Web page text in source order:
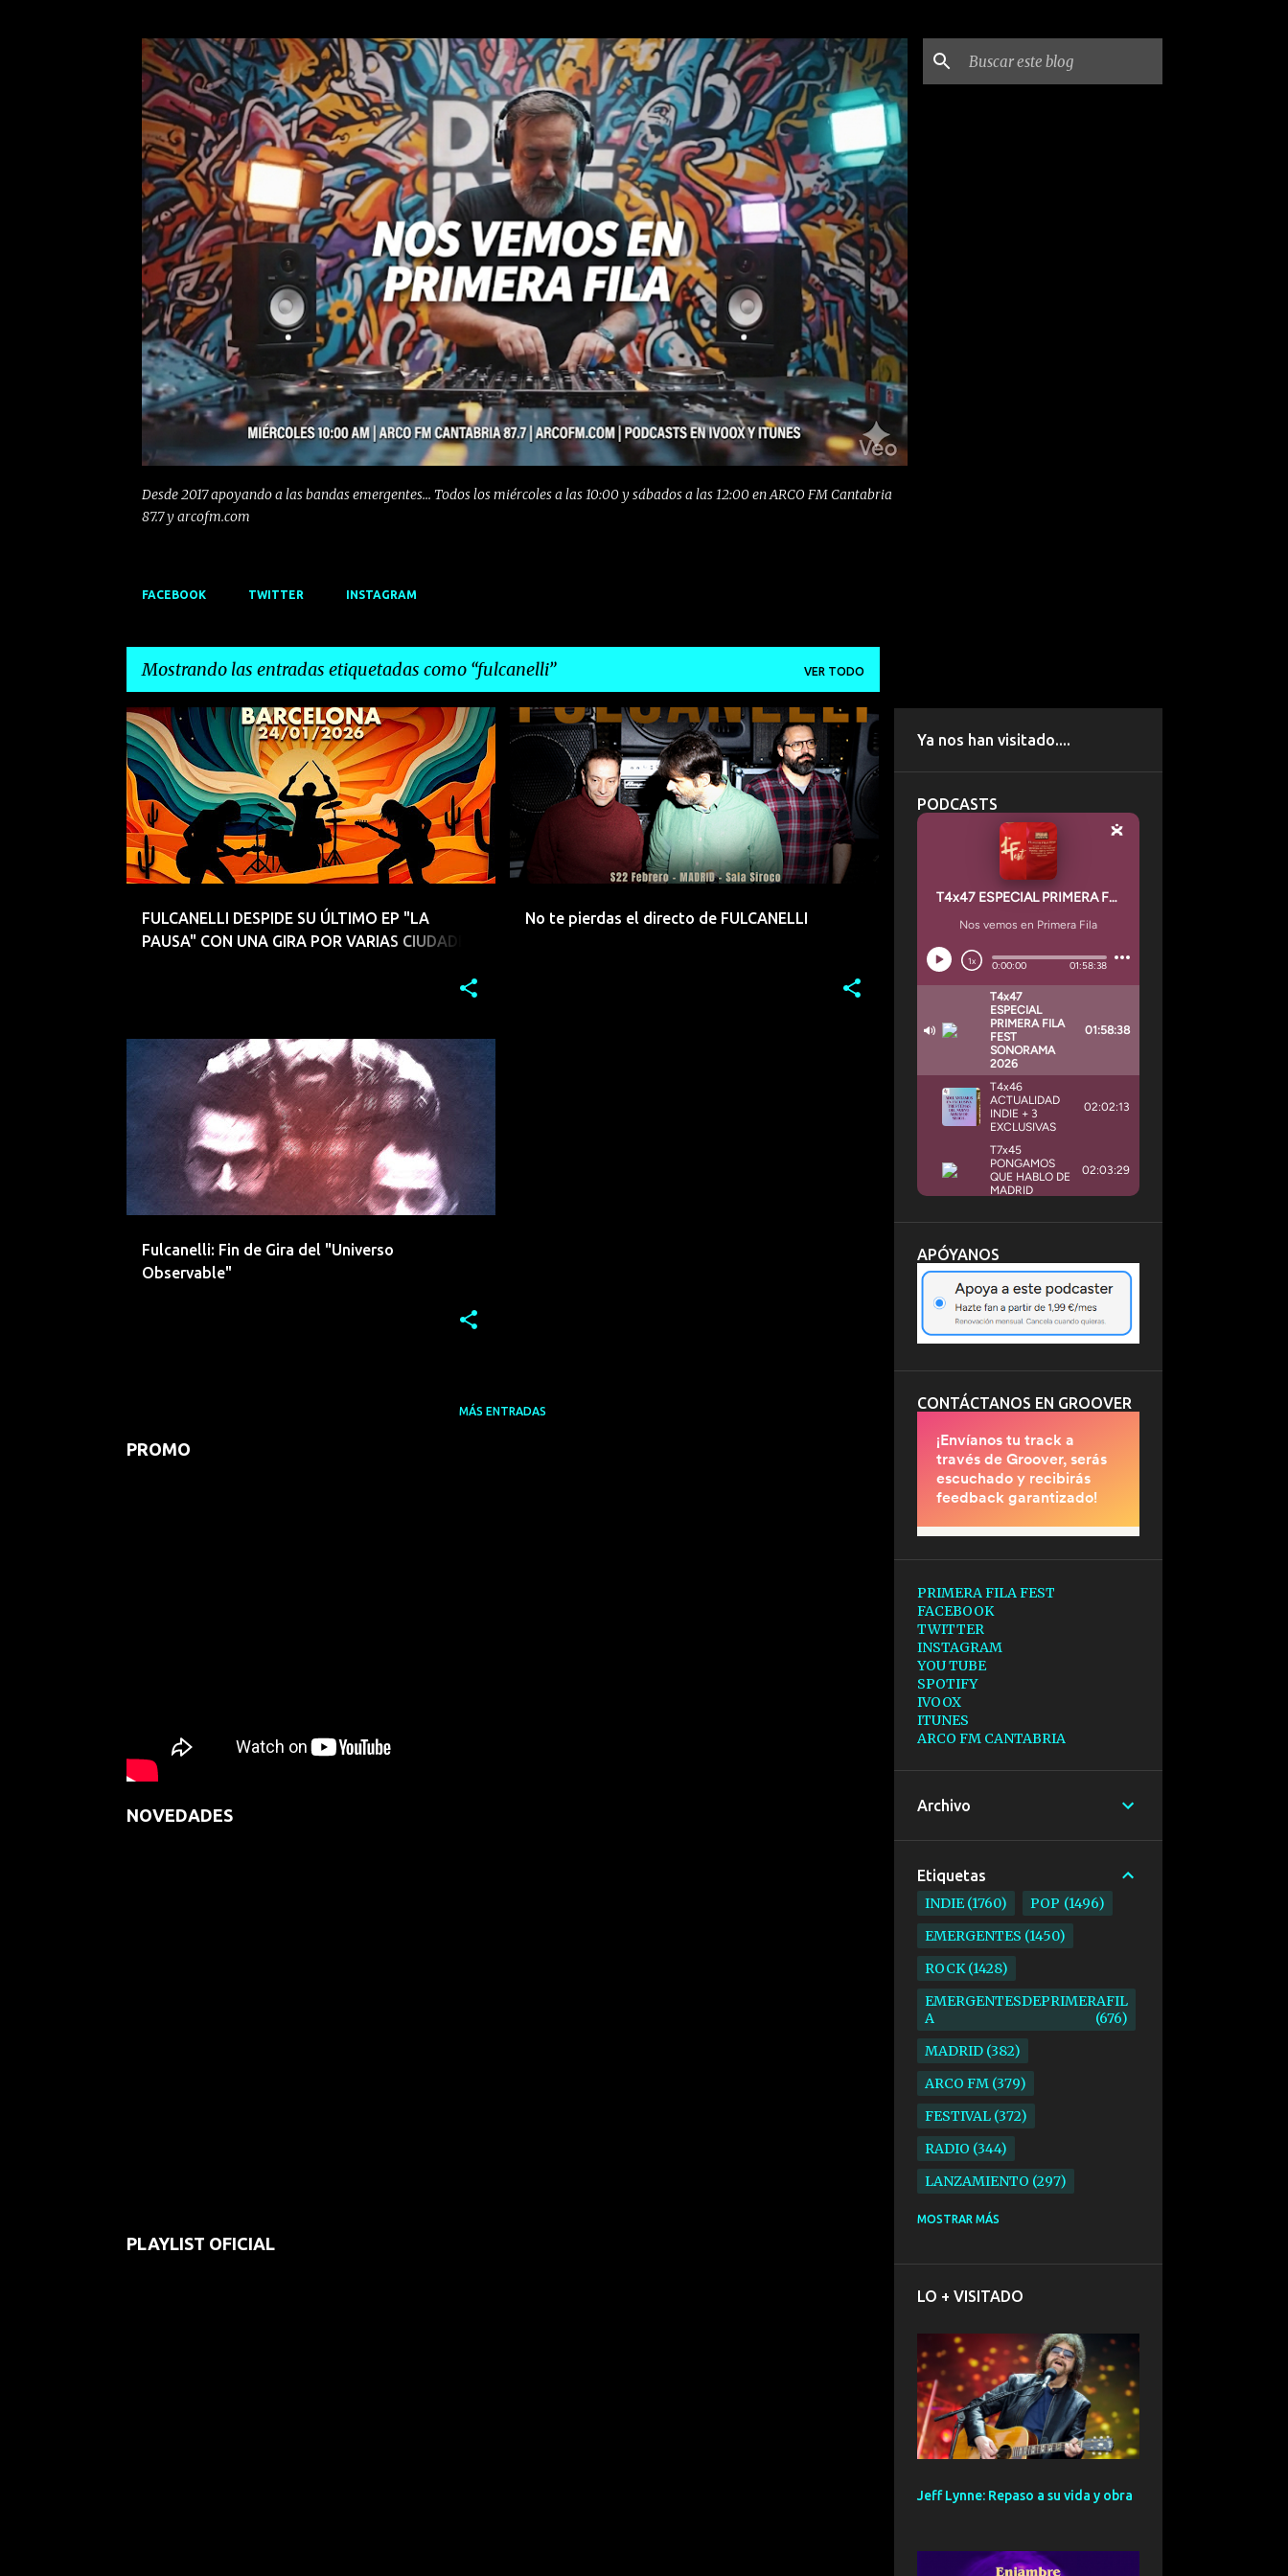
Desde 2017 apoyando a las bandas emergentes... Todos los miércoles a las 10:00 y sábados a las 12:00 en ARCO FM Cantabria
87.7 y arcofm.com
FACEBOOK TWITTER INSTAGRAM
Mostrando las entradas etiquetadas como fulcanelli VER TODO
E
n
t
r
a
d
FULCANELLI DESPIDE SU ÚLTIMO EP "LA
PAUSA" CON UNA GIRA POR VARIAS CIUDADES
BARCELONA EMERGENTESDEPRIMERAFILA EMERGETES
FULCANELLI GIRA INDIE POP +
ROCK
No te pierdas el directo de FULCANELLI
BARCELONA EMERGENTES 2
Fulcanelli: Fin de Gira del "Universo
Observable"
EMERGENTES
MÁS ENTRADAS
PROMO
NOVEDADES
PLAYLIST OFICIAL
Ya nos han visitado....
PODCASTS
APÓYANOS
CONTÁCTANOS EN GROOVER
PRIMERA FILA FEST
FACEBOOK
TWITTER
INSTAGRAM
YOU TUBE
SPOTIFY
IVOOX
ITUNES
ARCO FM CANTABRIA
Archivo
Etiquetas
INDIE 1760 POP 1496
EMERGENTES 1450
ROCK 1428
EMERGENTESDEPRIMERAFIL
A
676
MADRID 382
ARCO FM 379
FESTIVAL 372
RADIO 344
LANZAMIENTO 297
ELECTRONICA
BARCELONA 191
ELECTROINDIE 189
PRIMERA FILA FEST
188
ELECTROPOP 185
PUNK
MOSTRAR MÁS
LO + VISITADO
Jeff Lynne: Repaso a su vida y obra